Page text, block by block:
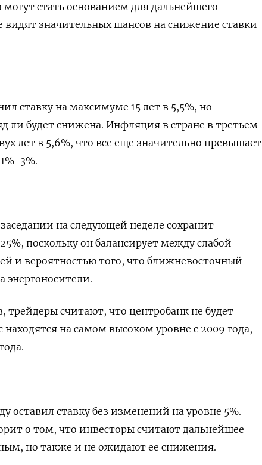
стать основанием для дальнейшего
значительных шансов на снижение ставки
ставку на максимуме 15 лет в 5,5%, но
ли будет снижена. Инфляция в стране в третьем
лет в 5,6%, что все еще значительно превышает
3%.
на следующей неделе сохранит
поскольку он балансирует между слабой
и вероятностью того, что ближневосточный
энергоносители.
трейдеры считают, что центробанк не будет
на самом высоком уровне с 2009 года,
оставил ставку без изменений на уровне 5%.
о том, что инвесторы считают дальнейшее
но также и не ожидают ее снижения.